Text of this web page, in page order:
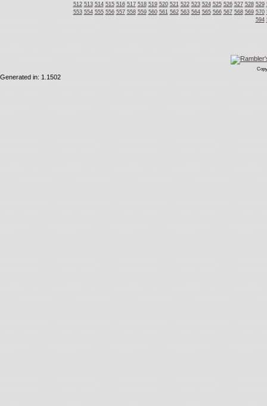
512 513 514 515 516 517 518 519 520 521 522 523 524 525 526 527 528 529
553 554 555 556 557 558 559 560 561 562 563 564 565 566 567 568 569 570
594
Generated in: 1.1502